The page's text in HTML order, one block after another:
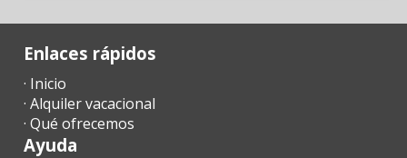
Enlaces rápidos
· Inicio
· Alquiler vacacional
· Qué ofrecemos
Ayuda